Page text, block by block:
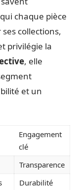
chaque pièce
collections,
privilégie la
, elle
et un
Engagement
clé
Transparence
Durabilité